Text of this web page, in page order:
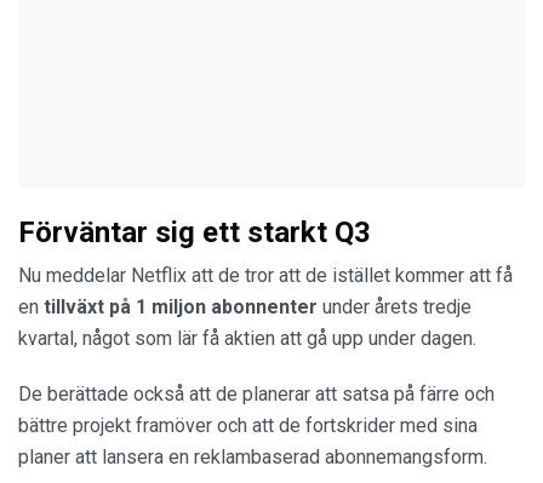
Förväntar sig ett starkt Q3
Nu meddelar Netflix att de tror att de istället kommer att få
en tillväxt på 1 miljon abonnenter under årets tredje
kvartal, något som lär få aktien att gå upp under dagen.
De berättade också att de planerar att satsa på färre och
bättre projekt framöver och att de fortskrider med sina
planer att lansera en reklambaserad abonnemangsform.